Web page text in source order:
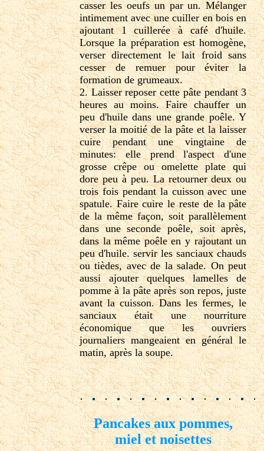
casser les oeufs un par un. Mélanger
intimement avec une cuiller en bois en
ajoutant 1 cuillerée à café d'huile.
Lorsque la préparation est homogène,
verser directement le lait froid sans
cesser de remuer pour éviter la
formation de grumeaux.
2. Laisser reposer cette pâte pendant 3
heures au moins. Faire chauffer un
peu d'huile dans une grande poêle. Y
verser la moitié de la pâte et la laisser
cuire pendant une vingtaine de
minutes: elle prend l'aspect d'une
grosse crêpe ou omelette plate qui
dore peu à peu. La retourner deux ou
trois fois pendant la cuisson avec une
spatule. Faire cuire le reste de la pâte
de la même façon, soit parallèlement
dans une seconde poêle, soit après,
dans la même poêle en y rajoutant un
peu d'huile. servir les sanciaux chauds
ou tièdes, avec de la salade. On peut
aussi ajouter quelques lamelles de
pomme à la pâte après son repos, juste
avant la cuisson. Dans les fermes, le
sanciaux était une nourriture
économique que les ouvriers
journaliers mangeaient en général le
matin, après la soupe.
Pancakes aux pommes,
miel et noisettes